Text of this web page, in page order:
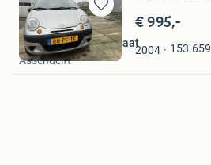
Bewaren
in
Mijn
Favorieten
€ 995,-
2004 153.659
Autohandel Dorpsstraat
Assendelft